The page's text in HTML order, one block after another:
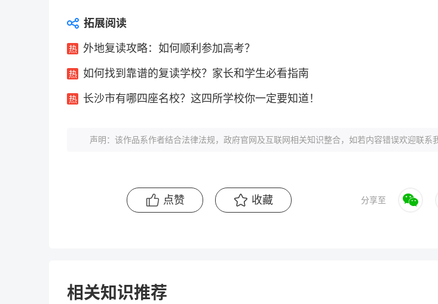
拓展阅读
外地复读攻略：如何顺利参加高考？
如何找到靠谱的复读学校？家长和学生必看指南
长沙市有哪四座名校？这四所学校你一定要知道！
声明：该作品系作者结合法律法规，政府官网及互联网相关知识整合，如若内容错误欢迎联系
点赞 收藏 分享至
相关知识推荐